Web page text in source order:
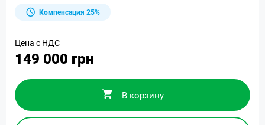
Компенсация 25%
Цена с НДС
149 000 грн
В корзину